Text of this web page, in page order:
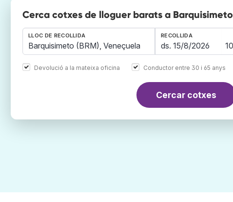
Cerca cotxes de lloguer barats a Barquisimeto
LLOC DE RECOLLIDA RECOLLIDA
Devolució a la mateixa oficina Conductor entre 30 i 65 anys
Cercar cotxes